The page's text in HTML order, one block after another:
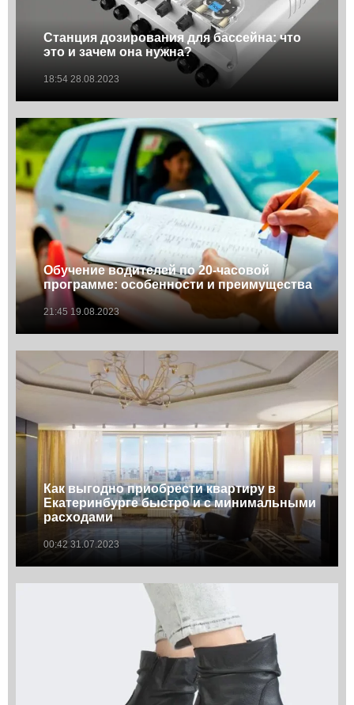
Станция дозирования для бассейна: что
это и зачем она нужна?
18:54 28.08.2023
Обучение водителей по 20-часовой
программе: особенности и преимущества
21:45 19.08.2023
Как выгодно приобрести квартиру в
Екатеринбурге быстро и с минимальными
расходами
00:42 31.07.2023